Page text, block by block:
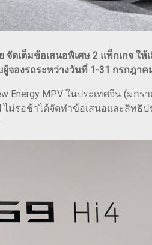
จัดเต็มข้อเสนอพิเศษ 2 แพ็กเกจ
จองรถระหว่างวันที่ 1-31 กรกฎาค
Energy MPV ในประเทศจีน (
ม่รอช้าได้จัดทำข้อเสนอและสิทธิ